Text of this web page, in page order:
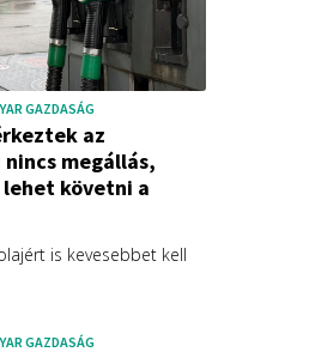
GAZDASÁG
az
megállás,
lehet követni a
is kevesebbet kell
GAZDASÁG